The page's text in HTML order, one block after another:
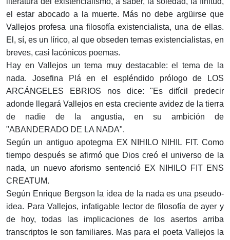
el estar abocado a la muerte. Más no debe argüirse que
Vallejos profesa una filosofía existencialista, una de ellas.
El, sí, es un lírico, al que obseden temas existencialistas, en
breves, casi lacónicos poemas.
Hay en Vallejos un tema muy destacable: el tema de la
nada. Josefina Plá en el espléndido prólogo de LOS
ARCÁNGELES EBRIOS nos dice: "Es difícil predecir
adonde llegará Vallejos en esta creciente avidez de la tierra
de nadie de la angustia, en su ambición de
"ABANDERADO DE LA NADA".
Según un antiguo apotegma EX NIHILO NIHIL FIT. Como
tiempo después se afirmó que Dios creó el universo de la
nada, un nuevo aforismo sentenció EX NIHILO FIT ENS
CREATUM.
Según Enrique Bergson la idea de la nada es una pseudo-
idea. Para Vallejos, infatigable lector de filosofía de ayer y
de hoy, todas las implicaciones de los asertos arriba
transcriptos le son familiares. Mas para el poeta Vallejos la